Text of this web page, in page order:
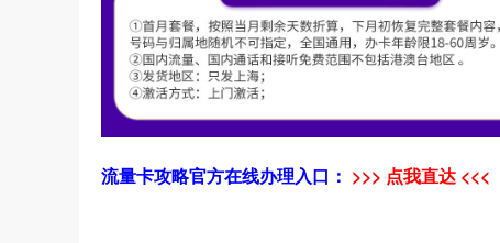
流量卡攻略官方在线办理入口： >>> 点我直达 <<<